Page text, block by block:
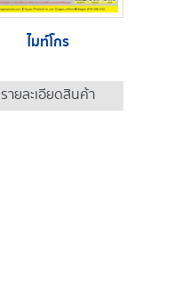
ไมท์โกร
รายละเอียดสินค้า